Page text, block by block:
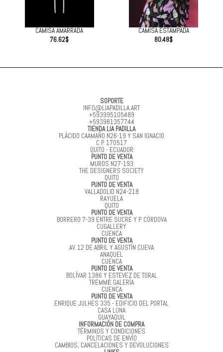
CAMISA AMARRADA
76.62$
CAMISA ESTAMPADA
80.48$
SOPORTE
INFO@LIAPADILLA.ART
+593995105489
+593981357744
TIENDA LIA PADILLA
PLÁCIDO CAAMAÑO N26-19 Y SAN IGNACIO
C.P. 170517
QUITO - ECUADOR
PUNTO DE VENTA
MUROS N27-193
THE DESIGNERS SOCIETY
QUITO
PUNTO DE VENTA
VALLADOLID N24-218
RAYUELA
QUITO
PUNTO DE VENTA
BORRERO 7-39 ENTRE SUCRE Y P. CÓRDOVA
CUGALLERY
CUENCA
PUNTO DE VENTA
AV. 12 DE ABRIL Y AGUSTÍN CUEVA
ANAQUEL
CUENCA
PUNTO DE VENTA
BOLÍVAR 1386 Y ESTEVEZ DE TORAL
TREMMĒ GALERÍA
CUENCA
PUNTO DE VENTA
ENRIQUE JULHES 335 - EDIFICIO DEL PORTAL
CASA LUNA
GUAYAQUIL
INFORMACIÓN DE COMPRA
TÉRMINOS Y CONDICIONES
POLÍTICAS DE ENVÍO
CAMBIOS, CANCELACIONES Y DEVOLUCIONES